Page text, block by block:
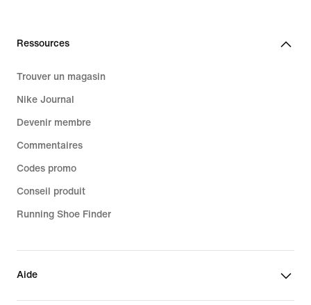
Ressources
Trouver un magasin
Nike Journal
Devenir membre
Commentaires
Codes promo
Conseil produit
Running Shoe Finder
Aide